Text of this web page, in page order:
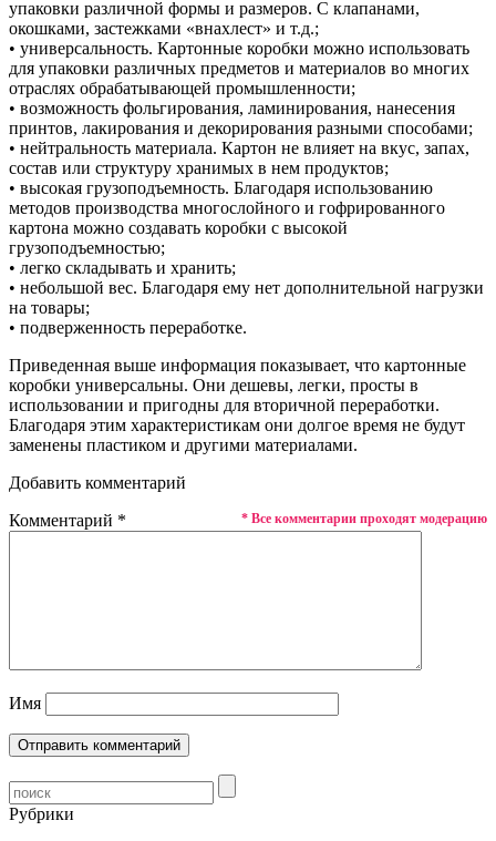
упаковки различной формы и размеров. С клапанами,
окошками, застежками «внахлест» и т.д.;
• универсальность. Картонные коробки можно использовать
для упаковки различных предметов и материалов во многих
отраслях обрабатывающей промышленности;
• возможность фольгирования, ламинирования, нанесения
принтов, лакирования и декорирования разными способами;
• нейтральность материала. Картон не влияет на вкус, запах,
состав или структуру хранимых в нем продуктов;
• высокая грузоподъемность. Благодаря использованию
методов производства многослойного и гофрированного
картона можно создавать коробки с высокой
грузоподъемностью;
• легко складывать и хранить;
• небольшой вес. Благодаря ему нет дополнительной нагрузки
на товары;
• подверженность переработке.
Приведенная выше информация показывает, что картонные
коробки универсальны. Они дешевы, легки, просты в
использовании и пригодны для вторичной переработки.
Благодаря этим характеристикам они долгое время не будут
заменены пластиком и другими материалами.
Добавить комментарий
* Все комментарии проходят модерацию
Комментарий *
Имя
Рубрики